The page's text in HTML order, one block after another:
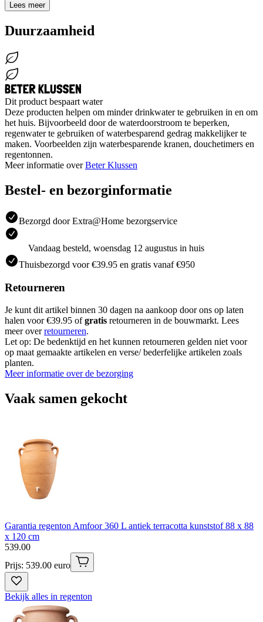
Lees meer
Duurzaamheid
Dit product bespaart water
Deze producten helpen om minder drinkwater te gebruiken in en om
het huis. Bijvoorbeeld door de waterdoorstroom te beperken,
regenwater te gebruiken of waterbesparend gedrag makkelijker te
maken. Voorbeelden zijn waterbesparende kranen, douchetimers en
regentonnen.
Meer informatie overBeter Klussen
Bestel- en bezorginformatie
Bezorgd door Extra@Home bezorgservice
Vandaag besteld, woensdag 12 augustus in huis
Thuisbezorgd voor €39.95 en gratis vanaf €950
Retourneren
Je kunt dit artikel binnen 30 dagen na aankoop door ons op laten
halen voor €39.95 ofgratis retourneren in de bouwmarkt. Lees
meer overretourneren.
Let op: De bedenktijd en het kunnen retourneren gelden niet voor
op maat gemaakte artikelen en verse/ bederfelijke artikelen zoals
planten.
Meer informatie over de bezorging
Vaak samen gekocht
Garantia regenton Amfoor 360 L antiek terracotta kunststof 88 x 88
x 120 cm
539.00
Prijs: 539.00 euro
Bekijk alles in regenton